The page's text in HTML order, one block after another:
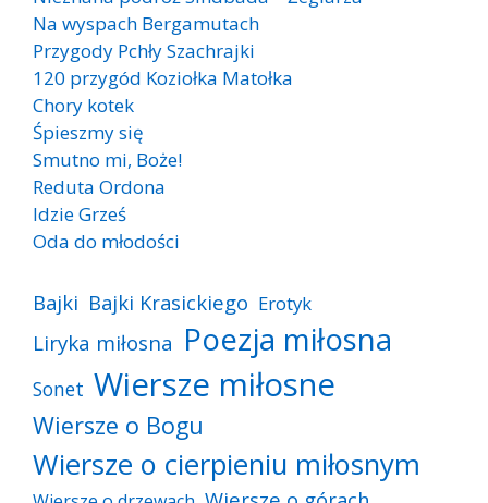
Na wyspach Bergamutach
Przygody Pchły Szachrajki
120 przygód Koziołka Matołka
Chory kotek
Śpieszmy się
Smutno mi, Boże!
Reduta Ordona
Idzie Grześ
Oda do młodości
Bajki Bajki Krasickiego Erotyk
Liryka miłosna Poezja miłosna
Sonet Wiersze miłosne
Wiersze o Bogu
Wiersze o cierpieniu miłosnym